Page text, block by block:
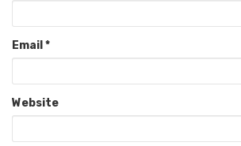
Email*
Website